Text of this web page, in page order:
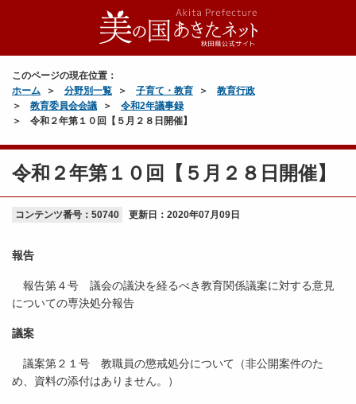
このページの現在位置：
ホーム
分野別一覧 子育て・教育
教育行政
教育委員会会議
令和2年議事録
令和２年第１０回【５月２８日開催】
令和２年第１０回【５月２８日開催】
コンテンツ番号：50740 更新日： 2020年07月09日
報告
報告第４号 議会の議決を経るべき教育関係議案に対する意見
についての専決処分報告
議案
議案第２１号 教職員の懲戒処分について（非公開案件のた
め、資料の添付はありません。）